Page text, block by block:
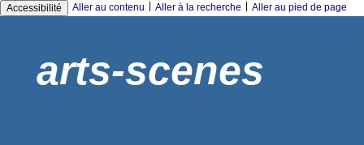
Accessibilité Aller au contenu Aller à la recherche Aller au pied de page
arts-scenes